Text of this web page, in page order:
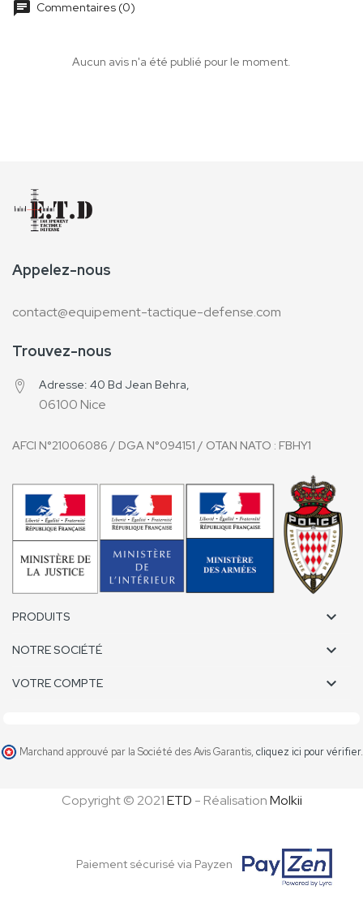
chat Commentaires (0)
Aucun avis n'a été publié pour le moment.
Appelez-nous
contact@equipement-tactique-defense.com
Trouvez-nous
Adresse: 40 Bd Jean Behra,
06100 Nice
AFCI N°21006086 / DGA N°094151 / OTAN NATO : FBHY1
PRODUITS 
NOTRE SOCIÉTÉ 
VOTRE COMPTE 
Marchand approuvé par la Société des Avis Garantis, cliquez ici pour vérifier.
Copyright © 2021ETD - RéalisationMolkii
Paiement sécurisé via Payzen